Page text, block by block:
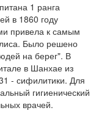
1 ранга
в 1860 году
привела к самым
Было решено
на берег". В
в Шанхае из
- сифилитики. Для
гигиенический
врачей.